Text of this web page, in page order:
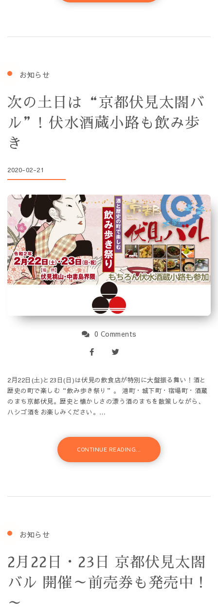
お知らせ
次の土日は“京都伏見太閤バ
ル”! 伏水酒蔵小路も飲み歩
き
2020-02-21
0 Comments
2月22日(土)と23日(日)は伏見の飲食店が特別に大盤振る舞い！酒と
歴史の町で楽しむ“飲み歩き祭り”。 港町・城下町・宿場町・酒蔵
のまち京都伏見。歴史と懐かしさの漂う酒のまちを散策しながら、
ハシゴ酒をお楽しみください。…
CONTINUE READING...
お知らせ
2月22日・23日 京都伏見太閤
バル 開催～前売券も発売中！
～